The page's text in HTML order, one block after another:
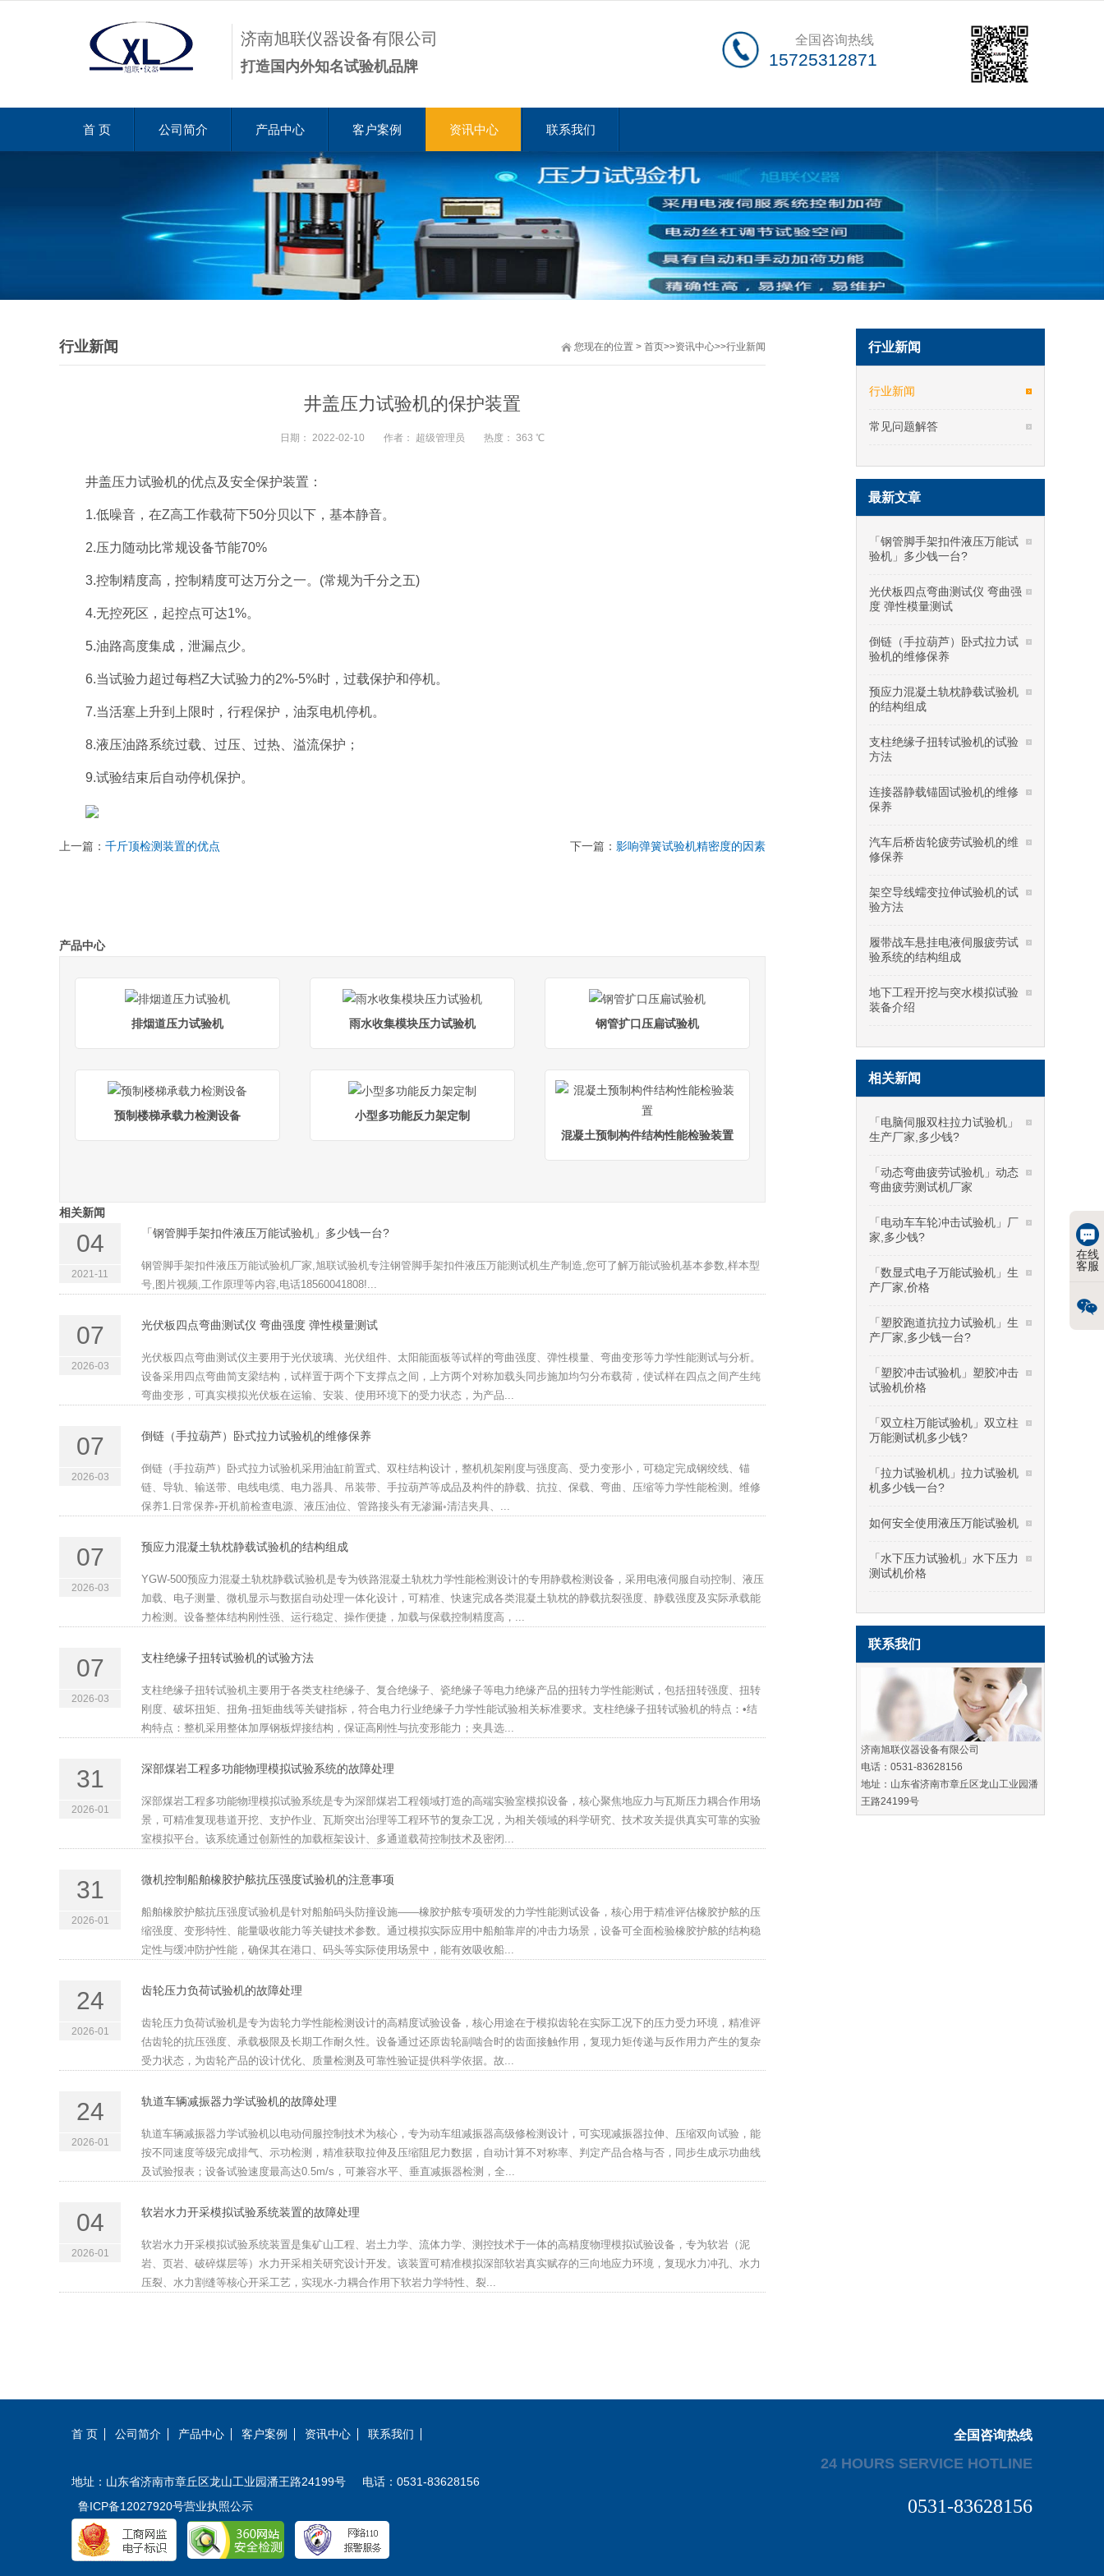
济南旭联仪器设备有限公司
打造国内外知名试验机品牌
全国咨询热线
15725312871
首 页 公司简介 产品中心 客户案例 资讯中心 联系我们
您现在的位置 > 首页>>资讯中心>>行业新闻
行业新闻
井盖压力试验机的保护装置
日期： 2022-02-10 作者： 超级管理员 热度： 363 ℃
井盖压力试验机的优点及安全保护装置：
1.低噪音，在Z高工作载荷下50分贝以下，基本静音。
2.压力随动比常规设备节能70%
3.控制精度高，控制精度可达万分之一。(常规为千分之五)
4.无控死区，起控点可达1%。
5.油路高度集成，泄漏点少。
6.当试验力超过每档Z大试验力的2%-5%时，过载保护和停机。
7.当活塞上升到上限时，行程保护，油泵电机停机。
8.液压油路系统过载、过压、过热、溢流保护；
9.试验结束后自动停机保护。
上一篇： 千斤顶检测装置的优点 下一篇： 影响弹簧试验机精密度的因素
产品中心
排烟道压力试验机 雨水收集模块压力试验机 钢管扩口压扁试验机
预制楼梯承载力检测设备
小型多功能反力架定制
混凝土预制构件结构性能检验装置
相关新闻
04
2021-11
「钢管脚手架扣件液压万能试验机」多少钱一台?
钢管脚手架扣件液压万能试验机厂家,旭联试验机专注钢管脚手架扣件液压万能测试机生产制造,您可了解万能试验机基本参数,样本型
号,图片视频,工作原理等内容,电话18560041808!...
07
2026-03
光伏板四点弯曲测试仪 弯曲强度 弹性模量测试
光伏板四点弯曲测试仪主要用于光伏玻璃、光伏组件、太阳能面板等试样的弯曲强度、弹性模量、弯曲变形等力学性能测试与分析。
设备采用四点弯曲简支梁结构，试样置于两个下支撑点之间，上方两个对称加载头同步施加均匀分布载荷，使试样在四点之间产生纯
弯曲变形，可真实模拟光伏板在运输、安装、使用环境下的受力状态，为产品...
07
2026-03
倒链（手拉葫芦）卧式拉力试验机的维修保养
倒链（手拉葫芦）卧式拉力试验机采用油缸前置式、双柱结构设计，整机机架刚度与强度高、受力变形小，可稳定完成钢绞线、锚
链、导轨、输送带、电线电缆、电力器具、吊装带、手拉葫芦等成品及构件的静载、抗拉、保载、弯曲、压缩等力学性能检测。维修
保养1.日常保养◦开机前检查电源、液压油位、管路接头有无渗漏◦清洁夹具、...
07
2026-03
预应力混凝土轨枕静载试验机的结构组成
YGW-500预应力混凝土轨枕静载试验机是专为铁路混凝土轨枕力学性能检测设计的专用静载检测设备，采用电液伺服自动控制、液压
加载、电子测量、微机显示与数据自动处理一体化设计，可精准、快速完成各类混凝土轨枕的静载抗裂强度、静载强度及实际承载能
力检测。设备整体结构刚性强、运行稳定、操作便捷，加载与保载控制精度高，...
07
2026-03
支柱绝缘子扭转试验机的试验方法
支柱绝缘子扭转试验机主要用于各类支柱绝缘子、复合绝缘子、瓷绝缘子等电力绝缘产品的扭转力学性能测试，包括扭转强度、扭转
刚度、破坏扭矩、扭角-扭矩曲线等关键指标，符合电力行业绝缘子力学性能试验相关标准要求。支柱绝缘子扭转试验机的特点：•结
构特点：整机采用整体加厚钢板焊接结构，保证高刚性与抗变形能力；夹具选...
31
2026-01
深部煤岩工程多功能物理模拟试验系统的故障处理
深部煤岩工程多功能物理模拟试验系统是专为深部煤岩工程领域打造的高端实验室模拟设备，核心聚焦地应力与瓦斯压力耦合作用场
景，可精准复现巷道开挖、支护作业、瓦斯突出治理等工程环节的复杂工况，为相关领域的科学研究、技术攻关提供真实可靠的实验
室模拟平台。该系统通过创新性的加载框架设计、多通道载荷控制技术及密闭...
31
2026-01
微机控制船舶橡胶护舷抗压强度试验机的注意事项
船舶橡胶护舷抗压强度试验机是针对船舶码头防撞设施——橡胶护舷专项研发的力学性能测试设备，核心用于精准评估橡胶护舷的压
缩强度、变形特性、能量吸收能力等关键技术参数。通过模拟实际应用中船舶靠岸的冲击力场景，设备可全面检验橡胶护舷的结构稳
定性与缓冲防护性能，确保其在港口、码头等实际使用场景中，能有效吸收船...
24
2026-01
齿轮压力负荷试验机的故障处理
齿轮压力负荷试验机是专为齿轮力学性能检测设计的高精度试验设备，核心用途在于模拟齿轮在实际工况下的压力受力环境，精准评
估齿轮的抗压强度、承载极限及长期工作耐久性。设备通过还原齿轮副啮合时的齿面接触作用，复现力矩传递与反作用力产生的复杂
受力状态，为齿轮产品的设计优化、质量检测及可靠性验证提供科学依据。故...
24
2026-01
轨道车辆减振器力学试验机的故障处理
轨道车辆减振器力学试验机以电动伺服控制技术为核心，专为动车组减振器高级修检测设计，可实现减振器拉伸、压缩双向试验，能
按不同速度等级完成排气、示功检测，精准获取拉伸及压缩阻尼力数据，自动计算不对称率、判定产品合格与否，同步生成示功曲线
及试验报表；设备试验速度最高达0.5m/s，可兼容水平、垂直减振器检测，全...
04
2026-01
软岩水力开采模拟试验系统装置的故障处理
软岩水力开采模拟试验系统装置是集矿山工程、岩土力学、流体力学、测控技术于一体的高精度物理模拟试验设备，专为软岩（泥
岩、页岩、破碎煤层等）水力开采相关研究设计开发。该装置可精准模拟深部软岩真实赋存的三向地应力环境，复现水力冲孔、水力
压裂、水力割缝等核心开采工艺，实现水-力耦合作用下软岩力学特性、裂...
行业新闻
行业新闻
常见问题解答
最新文章
「钢管脚手架扣件液压万能试
验机」多少钱一台?
光伏板四点弯曲测试仪 弯曲强
度 弹性模量测试
倒链（手拉葫芦）卧式拉力试
验机的维修保养
预应力混凝土轨枕静载试验机
的结构组成
支柱绝缘子扭转试验机的试验
方法
连接器静载锚固试验机的维修
保养
汽车后桥齿轮疲劳试验机的维
修保养
架空导线蠕变拉伸试验机的试
验方法
履带战车悬挂电液伺服疲劳试
验系统的结构组成
地下工程开挖与突水模拟试验
装备介绍
相关新闻
「电脑伺服双柱拉力试验机」
生产厂家,多少钱?
「动态弯曲疲劳试验机」动态
弯曲疲劳测试机厂家
「电动车车轮冲击试验机」厂
家,多少钱?
「数显式电子万能试验机」生
产厂家,价格
「塑胶跑道抗拉力试验机」生
产厂家,多少钱一台?
「塑胶冲击试验机」塑胶冲击
试验机价格
「双立柱万能试验机」双立柱
万能测试机多少钱?
「拉力试验机机」拉力试验机
机多少钱一台?
如何安全使用液压万能试验机
「水下压力试验机」水下压力
测试机价格
联系我们
济南旭联仪器设备有限公司
电话：0531-83628156
地址：山东省济南市章丘区龙山工业园潘
王路24199号
全国咨询热线
24 HOURS SERVICE HOTLINE
0531-83628156
首 页 公司简介 产品中心 客户案例 资讯中心 联系我们
地址：山东省济南市章丘区龙山工业园潘王路24199号 电话：0531-83628156
鲁ICP备12027920号营业执照公示
在线
客服